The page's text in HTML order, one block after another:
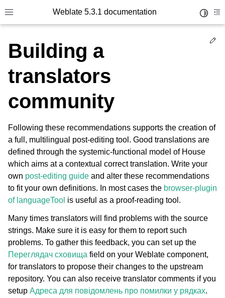
Toggle site navigation sidebar
Weblate 5.3.1 documentation
Building a
translators
community
Following these recommendations supports the creation of
a full, multilingual post-editing tool. Good translations are
defined through the systemic-functional model of House
which aims at a contextual correct translation. Write your
own post-editing guide and alter these recommendations
to fit your own definitions. In most cases the browser-plugin
of languageTool is useful as a proof-reading tool.
Many times translators will find problems with the source
strings. Make sure it is easy for them to report such
problems. To gather this feedback, you can set up the
Переглядач сховища field on your Weblate component,
for translators to propose their changes to the upstream
repository. You can also receive translator comments if you
setup Адреса для повідомлень про помилки у рядках.